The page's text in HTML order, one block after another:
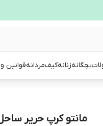
بچگانهزنانهکیفمردانهقوانین
مانتو کرپ حریر ساحل کد